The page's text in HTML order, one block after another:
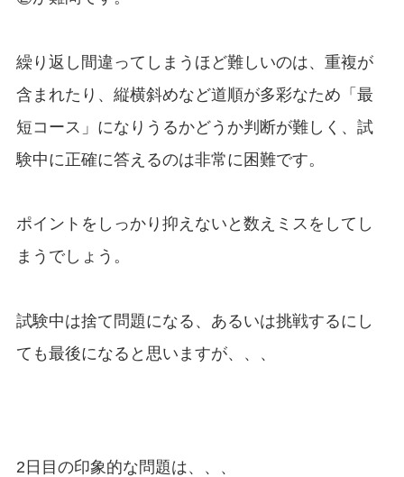
繰り返し間違ってしまうほど難しいのは、重複が
含まれたり、縦横斜めなど道順が多彩なため「最
短コース」になりうるかどうか判断が難しく、試
験中に正確に答えるのは非常に困難です。
ポイントをしっかり抑えないと数えミスをしてし
まうでしょう。
試験中は捨て問題になる、あるいは挑戦するにし
ても最後になると思いますが、、、
2日目の印象的な問題は、、、